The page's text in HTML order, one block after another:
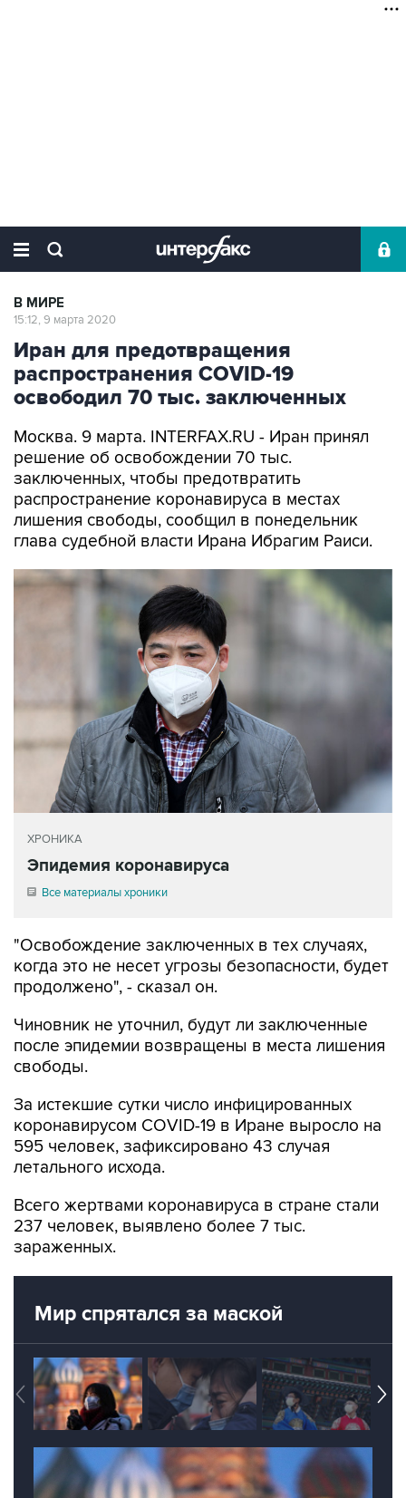
В МИРЕ
15:12, 9 марта 2020
Иран для предотвращения
распространения COVID-19
освободил 70 тыс. заключенных
Москва. 9 марта. INTERFAX.RU - Иран принял
решение об освобождении 70 тыс.
заключенных, чтобы предотвратить
распространение коронавируса в местах
лишения свободы, сообщил в понедельник
глава судебной власти Ирана Ибрагим Раиси.
ХРОНИКА
Эпидемия коронавируса
Все материалы хроники
"Освобождение заключенных в тех случаях,
когда это не несет угрозы безопасности, будет
продолжено", - сказал он.
Чиновник не уточнил, будут ли заключенные
после эпидемии возвращены в места лишения
свободы.
За истекшие сутки число инфицированных
коронавирусом COVID-19 в Иране выросло на
595 человек, зафиксировано 43 случая
летального исхода.
Всего жертвами коронавируса в стране стали
237 человек, выявлено более 7 тыс.
зараженных.
Мир спрятался за маской